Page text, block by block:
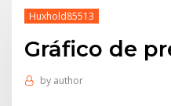
Huxhold85513
Gráfico de
by author